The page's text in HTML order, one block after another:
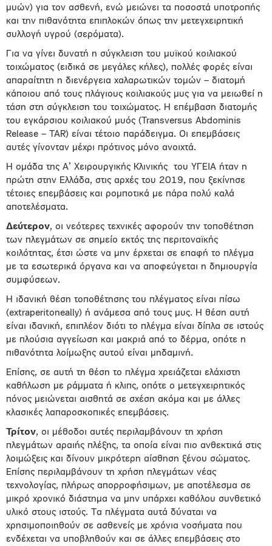
μυών) για τον ασθενή, ενώ μειώνει τα ποσοστά υποτροπής
και την πιθανότητα επιπλοκών όπως την μετεγχειρητική
συλλογή υγρού (σερόματα).
Για να γίνει δυνατή η σύγκλειση του μυϊκού κοιλιακού
τοιχώματος (ειδικά σε μεγάλες κήλες), πολλές φορές είναι
απαραίτητη η διενέργεια χαλαρωτικών τομών – διατομή
κάποιου από τους πλάγιους κοιλιακούς μυς για να μειωθεί η
τάση στη σύγκλειση του τοιχώματος. Η επέμβαση διατομής
του εγκάρσιου κοιλιακού μυός (Transversus Abdominis
Release – TAR) είναι τέτοιο παράδειγμα. Οι επεμβάσεις
αυτές γίνονταν μέχρι πρότινος μόνο ανοιχτά.
Η ομάδα της Α’ Χειρουργικής Κλινικής
του ΥΓΕΙΑ ήταν η
πρώτη στην Ελλάδα, στις αρχές του 2019, που ξεκίνησε
τέτοιες επεμβάσεις και ρομποτικά με πάρα πολύ καλά
αποτελέσματα.
Δεύτερον, οι νεότερες τεχνικές αφορούν την τοποθέτηση
των πλεγμάτων σε σημείο εκτός της περιτοναϊκής
κοιλότητας, έτσι ώστε να μην έρχεται σε επαφή το πλέγμα
με τα εσωτερικά όργανα και να αποφεύγεται η δημιουργία
συμφύσεων.
Η ιδανική θέση τοποθέτησης του πλέγματος είναι πίσω
(extraperitoneally) ή ανάμεσα από τους μυς. Η θέση αυτή
είναι ιδανική, επιπλέον διότι το πλέγμα είναι δίπλα σε ιστούς
με πλούσια αγγείωση και μακριά από το δέρμα, οπότε η
πιθανότητα λοίμωξης αυτού είναι μηδαμινή.
Επίσης, σε αυτή τη θέση το πλέγμα χρειάζεται ελάχιστη
καθήλωση με ράμματα ή κλιπς, οπότε ο μετεγχειρητικός
πόνος μειώνεται αισθητά σε σχέση ακόμα και με άλλες
κλασικές λαπαροσκοπικές επεμβάσεις.
Τρίτον, οι μέθοδοι αυτές περιλαμβάνουν τη χρήση
πλεγμάτων αραιής πλέξης, τα οποία είναι πιο ανθεκτικά στις
λοιμώξεις και δίνουν μικρότερη αίσθηση ξένου σώματος.
Επίσης περιλαμβάνουν τη χρήση πλεγμάτων νέας
τεχνολογίας, πλήρως απορροφήσιμων, με αποτέλεσμα σε
μικρό χρονικό διάστημα να μην υπάρχει καθόλου συνθετικό
υλικό στους ιστούς. Τα πλέγματα αυτά δύναται να
χρησιμοποιηθούν σε ασθενείς με χρόνια νοσήματα που
ενδέχεται να υποβληθούν και σε άλλες επεμβάσεις στο